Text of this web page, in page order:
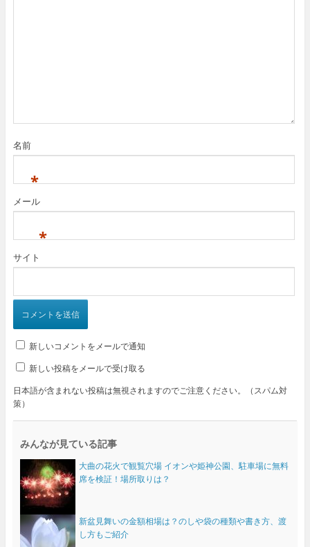
名前
*
メール
*
サイト
新しいコメントをメールで通知
新しい投稿をメールで受け取る
日本語が含まれない投稿は無視されますのでご注意ください。（スパム対
策）
みんなが見ている記事
大曲の花火で観覧穴場 イオンや姫神公園、駐車場に無料
席を検証！場所取りは？
新盆見舞いの金額相場は？のしや袋の種類や書き方、渡
し方もご紹介